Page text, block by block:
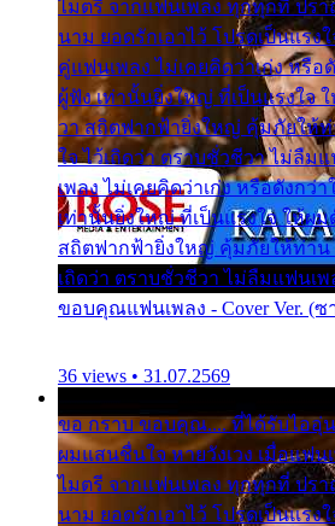
ไมตรี จากแฟนเพลง ทุกทุกที่ ปร
นาม ยอดรักเอาไว้ โปรดเป็นแรง
คู่แฟนเพลง ไม่เคยคิดว่าเก่ง หรื
ผู้ฟัง เท่านั้นยิ่งใหญ่ ที่เป็นแรงใจ
วา สถิตฟากฟ้ายิ่งใหญ่ คุ้มภัยให้ท่
ใจ ไว้เถิดว่า ตราบชั่วชีวา ไม่ลืม
เพลง ไม่เคยคิดว่าเก่ง หรือดังกว่
เท่านั้นยิ่งใหญ่ ที่เป็นแรงใจ ให้ผม
สถิตฟากฟ้ายิ่งใหญ่ คุ้มภัยให้ท่าน
เถิดว่า ตราบชั่วชีวา ไม่ลืมแฟนเพ
ขอบคุณแฟนเพลง - Cover Ver. (
36 views • 31.07.2569
ขอ กราบ ขอบคุณ.... ที่ได้รับไออุ่
ผมแสนชื่นใจ หายวังเวง เมื่อแฟน
ไมตรี จากแฟนเพลง ทุกทุกที่ ปร
นาม ยอดรักเอาไว้ โปรดเป็นแรง